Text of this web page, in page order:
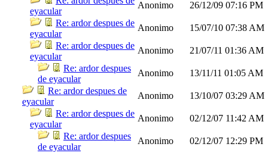
eyacular
Anonimo 26/12/09 07:16 PM
Re: ardor despues de
eyacular
Anonimo 15/07/10 07:38 AM
Re: ardor despues de
eyacular
Anonimo 21/07/11 01:36 AM
Re: ardor despues
de eyacular
Anonimo 13/11/11 01:05 AM
Re: ardor despues de
eyacular
Anonimo 13/10/07 03:29 AM
Re: ardor despues de
eyacular
Anonimo 02/12/07 11:42 AM
Re: ardor despues
de eyacular
Anonimo 02/12/07 12:29 PM